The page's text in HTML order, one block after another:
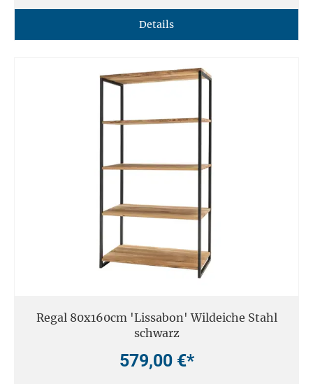
Details
Regal 80x160cm 'Lissabon' Wildeiche Stahl
schwarz
579,00 €*